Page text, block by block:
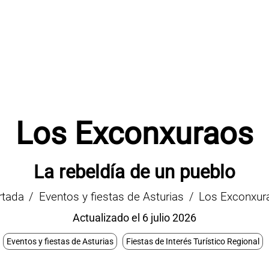
Los Exconxuraos
La rebeldía de un pueblo
Eventos y fiestas de Asturias Los
Actualizado el 6 julio 2026
Eventos y fiestas de Asturias Fiestas de Interés Turístico Regional